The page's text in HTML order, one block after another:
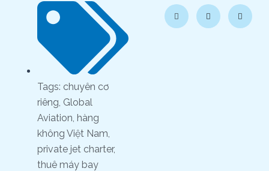
Tags: chuyên cơ
riêng, Global
Aviation, hàng
không Việt Nam,
private jet charter,
thuê máy bay